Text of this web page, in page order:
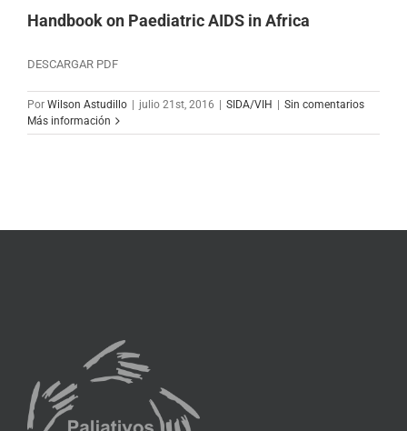
Handbook on Paediatric AIDS in Africa
DESCARGAR PDF
Por Wilson Astudillo julio 21st, 2016 SIDA/VIH
Sin comentarios
Más información